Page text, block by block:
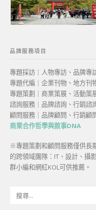
品牌服務項目
專題採訪｜人物專訪、品牌專
專題代編｜企業刊物、地方刊
專題策劃｜商業策展、活動策
諮詢服務｜品牌諮詢、行銷諮
顧問服務｜品牌顧問、行銷顧
商業合作哲學與敘事DNA
※專題策劃和顧問服務僅供長
的跨領域團隊：IT、設計、攝
群小編和網紅KOL可供推薦。